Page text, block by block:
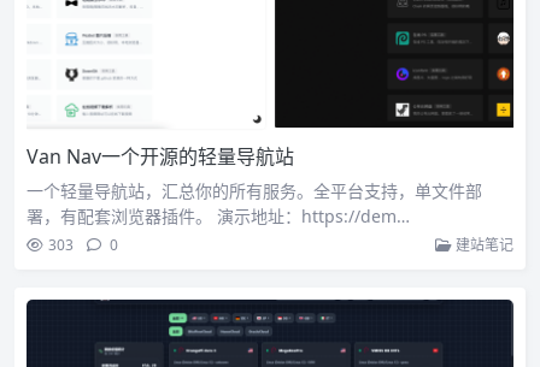
Van Nav一个开源的轻量导航站
一个轻量导航站，汇总你的所有服务。全平台支持，单文件部
署，有配套浏览器插件。 演示地址：https://dem…
303 0 建站笔记